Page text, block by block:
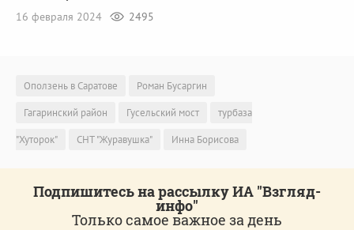
16 февраля 2024
2495
Оползень в Саратове
Роман Бусаргин
Гагаринский район
Гусельский мост
турбаза
"Хуторок"
СНТ "Журавушка" Инна Борисова
Подпишитесь на рассылку ИА "Взгляд-
инфо"
Только самое важное за день